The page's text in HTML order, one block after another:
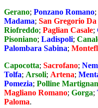
Gerano; Ponzano Romano;
Madama; San Gregorio Da
Riofreddo; Paglian Casale;
Pisoniano; Ladispoli;
Palombara Sabina;
Capocotta; Sacrofano;
Tolfa; Arsoli; Artena;
Pomezia; Polline
Magliano Romano; Gorga;
Paloma.